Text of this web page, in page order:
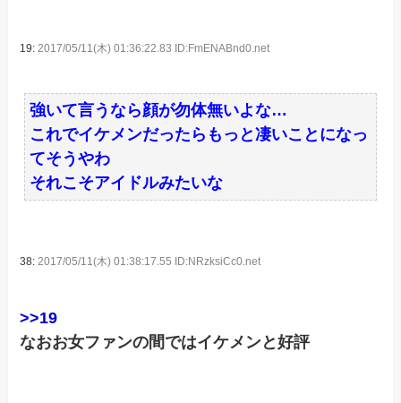
19:2017/05/11(木) 01:36:22.83 ID:FmENABnd0.net
強いて言うなら顔が勿体無いよな…
これでイケメンだったらもっと凄いことになっ
てそうやわ
それこそアイドルみたいな
38:2017/05/11(木) 01:38:17.55 ID:NRzksiCc0.net
>>19
なおお女ファンの間ではイケメンと好評